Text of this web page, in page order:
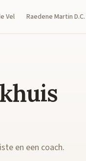
Vel Raedene Martin D.C.
en een coach.